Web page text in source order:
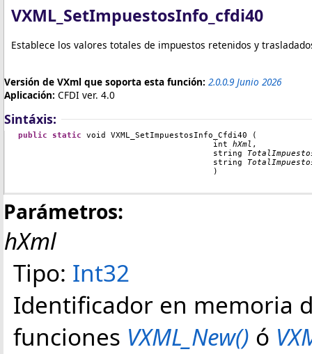
VXML_SetImpuestosInfo_cfdi40
Establece los valores totales de impuestos retenidos y
Versión de VXml que soporta esta función: 2.0.0.9 Junio 2026
Aplicación: CFDI ver. 4.0
Sintáxis:
public static void VXML_SetImpuestosInfo_Cfdi40 (
int hXml ,
string
string
Parámetros:
hXml
Tipo: Int32
Identificador en memoria
funciones VXML_New() ó